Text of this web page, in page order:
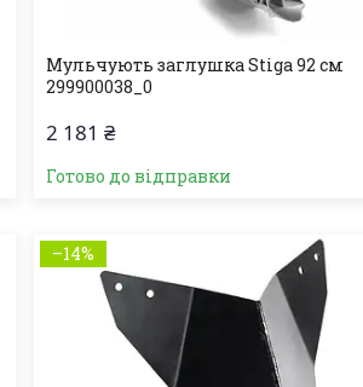
Мульчують заглушка Stiga 92 см
299900038_0
2 181 ₴
Готово до відправки
–14%